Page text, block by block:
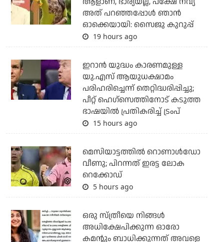
അത് പറഞ്ഞപ്പോള്‍ ഞാന്‍
ഓക്കെയായി: സൈജു കുറുപ്പ്
19 hours ago
ഇറാന്‍ യുദ്ധം കാരണമുള്ള
യു.എസ് ആയുധക്ഷാമം
പരിഹരിച്ചെന്ന് തെറ്റിദ്ധരിപ്പിച്ചു;
പീറ്റ് ഹെഗ്‌സെത്തിനോട് കടുത്ത
ഭാഷയില്‍ പ്രതികരിച്ച് ട്രംപ്
15 hours ago
മെസിയാട്ടത്തില്‍ റൊണാള്‍ഡോ
വീണു; പിറന്നത് ഇരട്ട ലോക
റെക്കോഡ്
5 hours ago
ഒരു സ്ത്രീയെ നിങ്ങള്‍
അധിക്ഷേപിക്കുന്ന ഓരോ
കമന്റും ബാധിക്കുന്നത് അവളെ